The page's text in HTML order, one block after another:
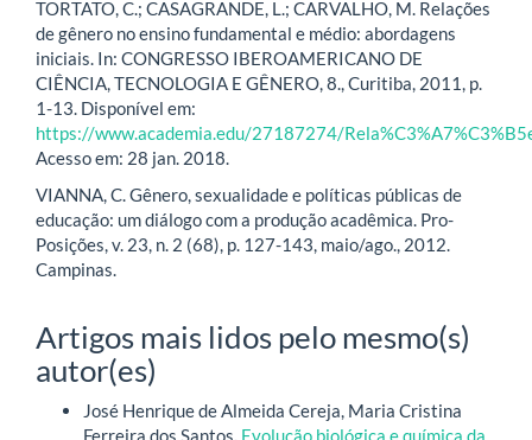
TORTATO, C.; CASAGRANDE, L.; CARVALHO, M. Relações
de gênero no ensino fundamental e médio: abordagens
iniciais. In: CONGRESSO IBEROAMERICANO DE
CIÊNCIA, TECNOLOGIA E GÊNERO, 8., Curitiba, 2011, p.
1-13. Disponível em:
https://www.academia.edu/27187274/
Acesso em: 28 jan. 2018.
VIANNA, C. Gênero, sexualidade e políticas públicas de
educação: um diálogo com a produção acadêmica. Pro-
Posições, v. 23, n. 2 (68), p. 127-143, maio/ago., 2012.
Campinas.
Artigos mais lidos pelo mesmo(s)
autor(es)
José Henrique de Almeida Cereja, Maria Cristina